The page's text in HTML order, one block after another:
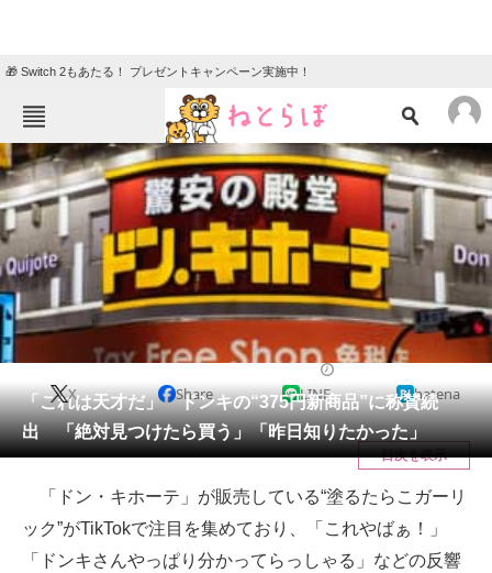
🎁 Switch 2もあたる！ プレゼントキャンペーン実施中！
ねとらぼメニュー
TOP ニュース
エンタメ クイズ
グルメ
住まい 教育・育児
リサーチ
会員記事
メディア
注目記事を集めた総合ページ
ITの今と未来を見通す
「これは天才だ」 ドンキの“375円新商品”に称賛続
出 「絶対見つけたら買う」「昨日知りたかった」
X Share LINE hatena
目次を表示
「ドン・キホーテ」が販売している“塗るたらこガーリ
ック”がTikTokで注目を集めており、「これやばぁ！」
「ドンキさんやっぱり分かってらっしゃる」などの反響